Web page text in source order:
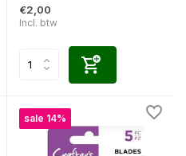
€2,00
Incl. btw
sale 14%